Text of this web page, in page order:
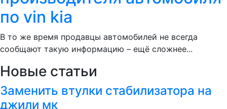
по vin kia
В то же время продавцы автомобилей не всегда
сообщают такую информацию – ещё сложнее...
Новые статьи
Заменить втулки стабилизатора на
джили мк